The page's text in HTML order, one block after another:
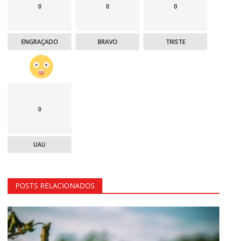
0
ENGRAÇADO
0
BRAVO
0
TRISTE
0
UAU
POSTS RELACIONADOS